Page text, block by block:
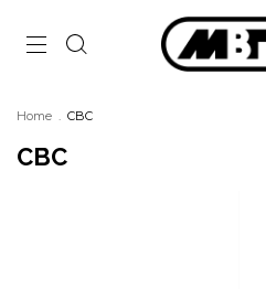
Home . CBC
CBC